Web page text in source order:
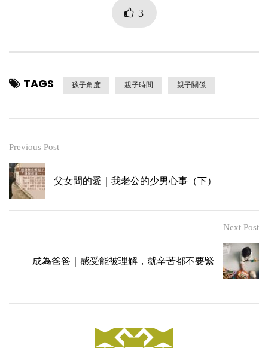
3
TAGS 孩子角度 親子時間 親子關係
Previous Post
父女間的愛｜我老公的少男心事（下）
Next Post
成為爸爸｜感受能被理解，就辛苦都不要緊